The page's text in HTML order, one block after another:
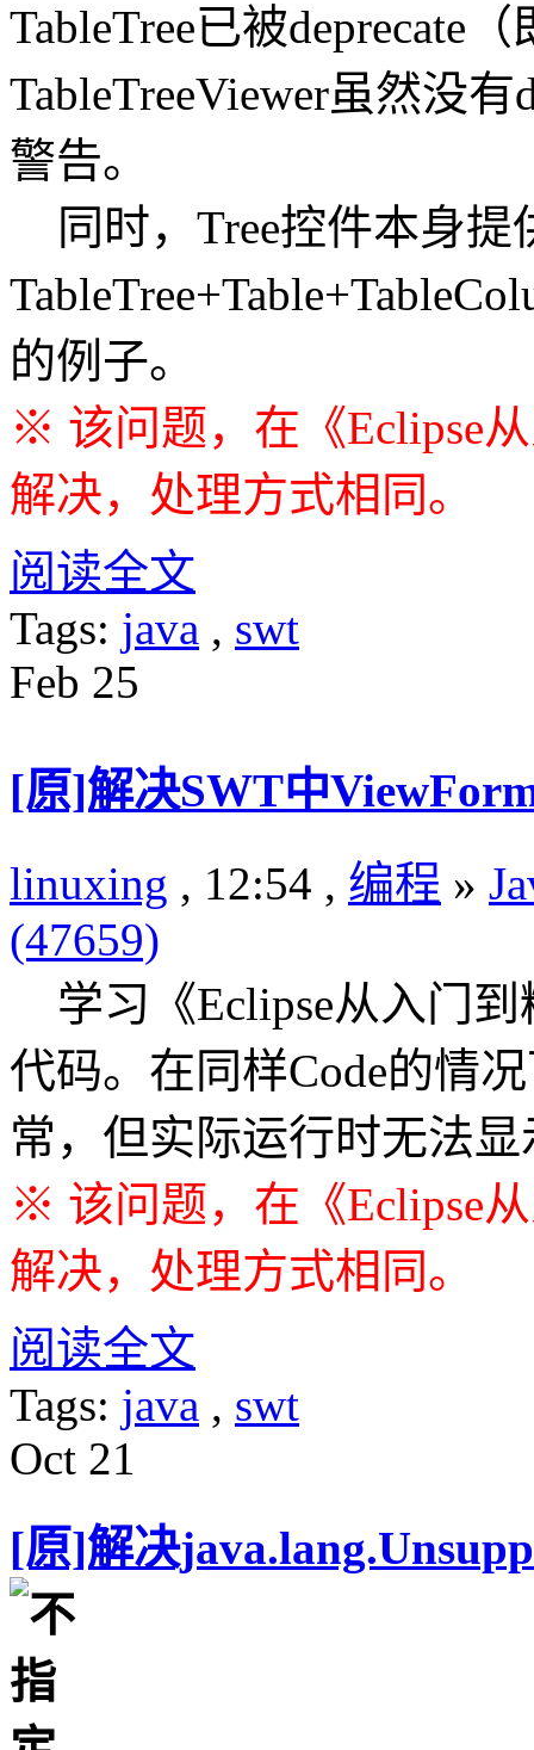
TableTree已被deprecate
TableTreeViewer虽然没
警告。
同时，Tree控件本身提
的例子。
※ 该问题，在《Eclipse
解决，处理方式相同。
阅读全文
Tags: java , swt
Feb 25
[原]解决SWT中
linuxing , 12:54 , 编程 »
(47659)
学习《Eclipse从入门到
代码。在同样Code的情
常，但实际运行时无法显
※ 该问题，在《Eclipse
解决，处理方式相同。
阅读全文
Tags: java , swt
Oct 21
[原]解决